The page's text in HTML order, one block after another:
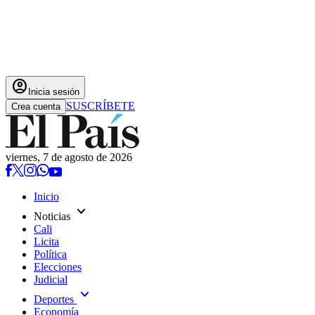
account_circle Inicia sesión
Crea cuenta SUSCRÍBETE
viernes, 7 de agosto de 2026
Inicio
Noticias expand_more
Cali
Licita
Política
Elecciones
Judicial
Deportes expand_more
Economía